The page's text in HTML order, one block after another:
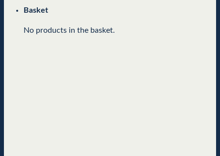
Basket
No products in the basket.